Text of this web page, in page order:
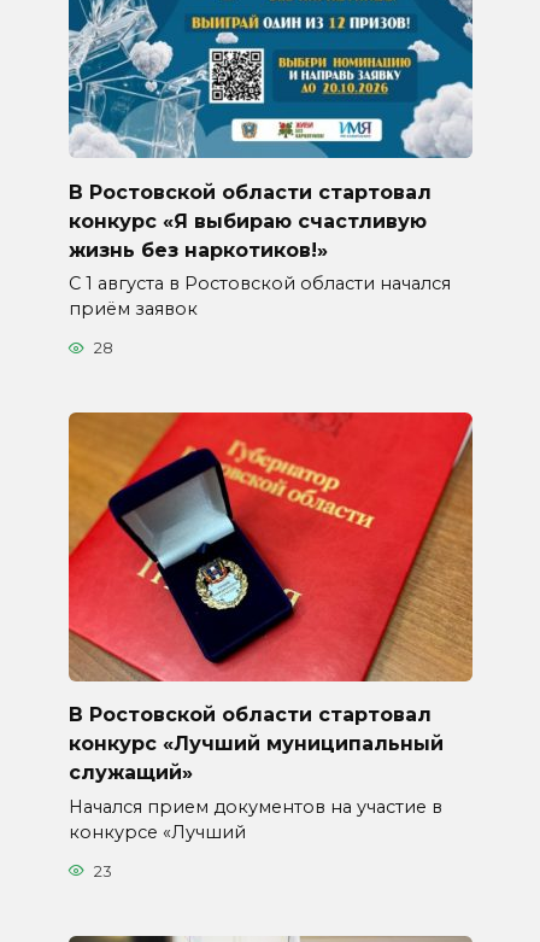
В Ростовской области стартовал
конкурс «Я выбираю счастливую
жизнь без наркотиков!»
С 1 августа в Ростовской области начался
приём заявок
28
В Ростовской области стартовал
конкурс «Лучший муниципальный
служащий»
Начался прием документов на участие в
конкурсе «Лучший
23